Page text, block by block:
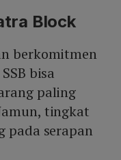
Block
berkomitmen
bisa
paling
tingkat
pada serapan